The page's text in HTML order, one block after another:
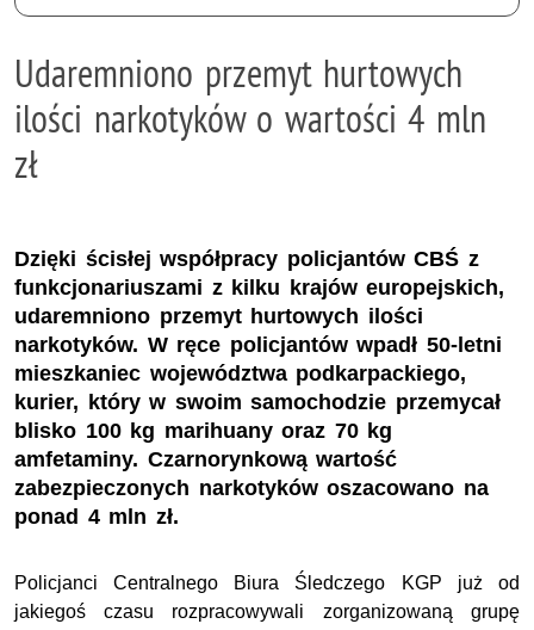
Udaremniono przemyt hurtowych
ilości narkotyków o wartości 4 mln
zł
Dzięki ścisłej współpracy policjantów CBŚ z
funkcjonariuszami z kilku krajów europejskich,
udaremniono przemyt hurtowych ilości
narkotyków. W ręce policjantów wpadł 50-letni
mieszkaniec województwa podkarpackiego,
kurier, który w swoim samochodzie przemycał
blisko 100 kg marihuany oraz 70 kg
amfetaminy. Czarnorynkową wartość
zabezpieczonych narkotyków oszacowano na
ponad 4 mln zł.
Policjanci Centralnego Biura Śledczego KGP już od
jakiegoś czasu rozpracowywali zorganizowaną grupę